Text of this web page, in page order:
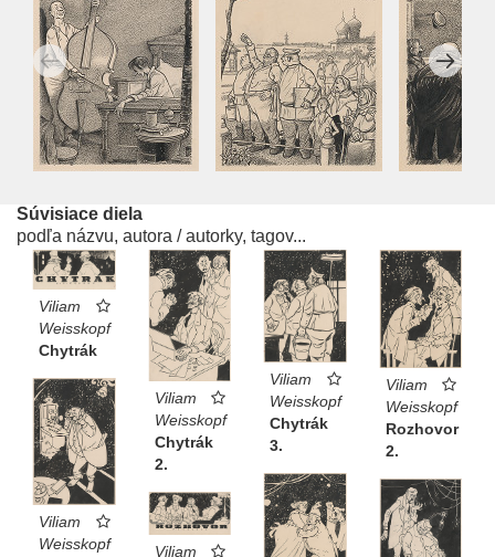
Súvisiace diela
podľa názvu, autora / autorky, tagov...
Viliam
Weisskopf
Chytrák
Viliam
Weisskopf
Chytrák
2.
Viliam
Weisskopf
Chytrák
3.
Viliam
Weisskopf
Rozhovor
2.
Viliam
Weisskopf
Viliam